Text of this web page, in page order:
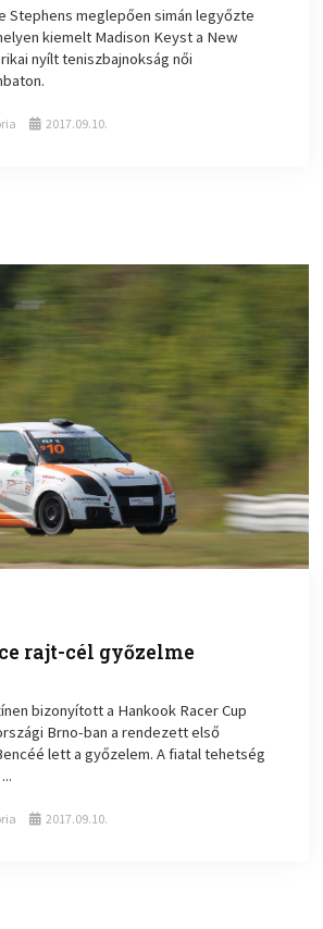
Stephens meglepően simán legyőzte
kiemelt Madison Keyst a New
nyílt teniszbajnokság női
2017.09.10.
rajt-cél győzelme
bizonyított a Hankook Racer Cup
Brno-ban a rendezett első
lett a győzelem. A fiatal tehetség
2017.09.10.